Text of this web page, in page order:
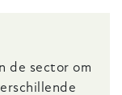
de sector om